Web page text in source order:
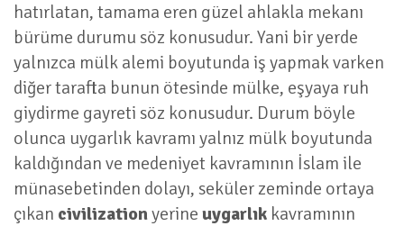
hatırlatan, tamama eren güzel ahlakla mekanı
bürüme durumu söz konusudur. Yani bir yerde
yalnızca mülk alemi boyutunda iş yapmak varken
diğer tarafta bunun ötesinde mülke, eşyaya ruh
giydirme gayreti söz konusudur. Durum böyle
olunca uygarlık kavramı yalnız mülk boyutunda
kaldığından ve medeniyet kavramının İslam ile
münasebetinden dolayı, seküler zeminde ortaya
çıkan civilizationyerine uygarlık kavramının